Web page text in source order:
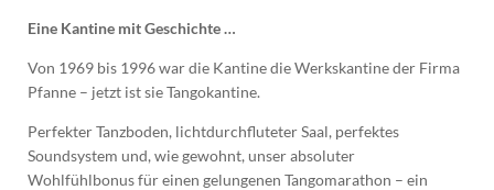
Eine Kantine mit Geschichte …
Von 1969 bis 1996 war die Kantine die Werkskantine der Firma
Pfanne – jetzt ist sie Tangokantine.
Perfekter Tanzboden, lichtdurchfluteter Saal, perfektes
Soundsystem und, wie gewohnt, unser absoluter
Wohlfühlbonus für einen gelungenen Tangomarathon – ein